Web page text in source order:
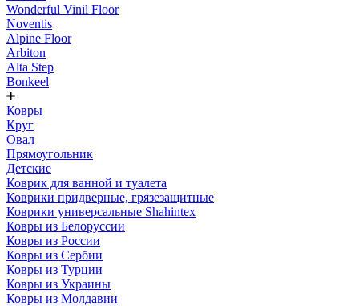
Wonderful Vinil Floor
Noventis
Alpine Floor
Arbiton
Alta Step
Bonkeel
Ковры
Круг
Овал
Прямоугольник
Детские
Коврик для ванной и туалета
Коврики придверные, грязезащитные
Коврики универсальные Shahintex
Ковры из Белоруссии
Ковры из России
Ковры из Сербии
Ковры из Турции
Ковры из Украины
Ковры из Молдавии